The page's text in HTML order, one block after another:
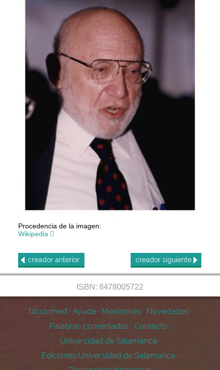
Procedencia de la imagen:
Wikipedia
creador anterior creador siguiente
ISBN: 8478005722
Dicciomed · Ayuda · Menciones · Novedades ·
Palabras comentadas · Contacto ·
Universidad de Salamanca ·
Ediciones Universidad de Salamanca ·